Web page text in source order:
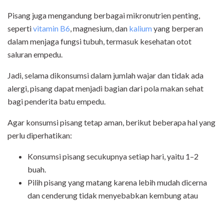
Pisang juga mengandung berbagai mikronutrien penting,
sepertivitamin B6, magnesium, dan kaliumyang berperan
dalam menjaga fungsi tubuh, termasuk kesehatan otot
saluran empedu.
Jadi, selama dikonsumsi dalam jumlah wajar dan tidak ada
alergi, pisang dapat menjadi bagian dari pola makan sehat
bagi penderita batu empedu.
Agar konsumsi pisang tetap aman, berikut beberapa hal yang
perlu diperhatikan:
Konsumsi pisang secukupnya setiap hari, yaitu 1–2
buah.
Pilih pisang yang matang karena lebih mudah dicerna
dan cenderung tidak menyebabkan kembung atau